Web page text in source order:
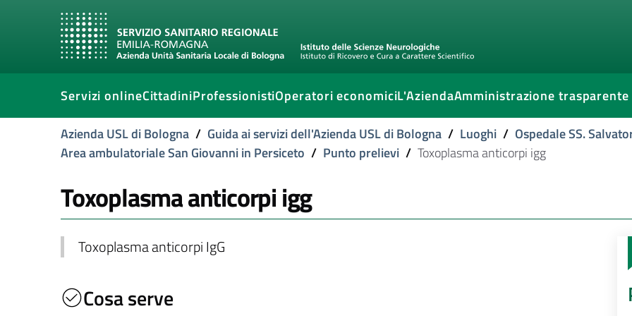
Servizi onlineCittadiniProfessionistiOperatori economiciL'AziendaAmministrazione trasparente
Azienda USL di Bologna / Guida ai servizi dell'Azienda USL di Bologna / Luoghi / Ospedale SS.
Area ambulatoriale San Giovanni in Persiceto / Punto prelievi / Toxoplasma anticorpi igg
Toxoplasma anticorpi igg
Toxoplasma anticorpi IgG
Cosa serve